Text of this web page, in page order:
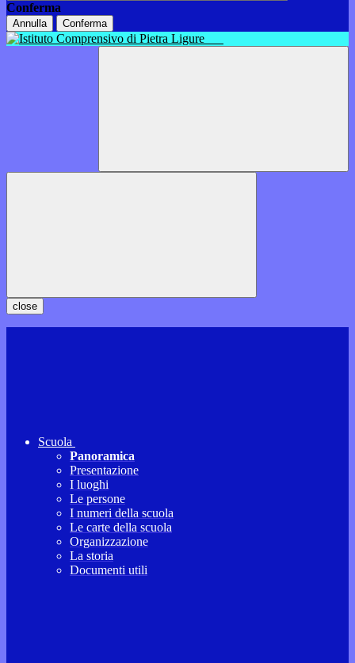
Conferma
Annulla Conferma
close
Scuola
Panoramica
Presentazione
I luoghi
Le persone
I numeri della scuola
Le carte della scuola
Organizzazione
La storia
Documenti utili